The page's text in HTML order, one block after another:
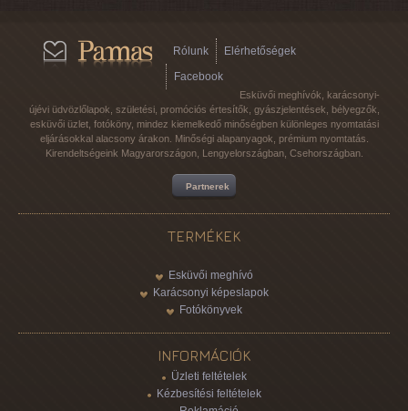
Rólunk
Elérhetőségek
Facebook
Esküvői meghívók, karácsonyi-
újévi üdvözlőlapok, születési, promóciós értesítők, gyászjelentések, bélyegzők,
esküvői üzlet, fotóköny, mindez kiemelkedő minőségben különleges nyomtatási
eljárásokkal alacsony árakon. Minőségi alapanyagok, prémium nyomtatás.
Kirendeltségeink Magyarországon, Lengyelországban, Csehországban.
Partnerek
TERMÉKEK
Esküvői meghívó
Karácsonyi képeslapok
Fotókönyvek
INFORMÁCIÓK
Üzleti feltételek
Kézbesítési feltételek